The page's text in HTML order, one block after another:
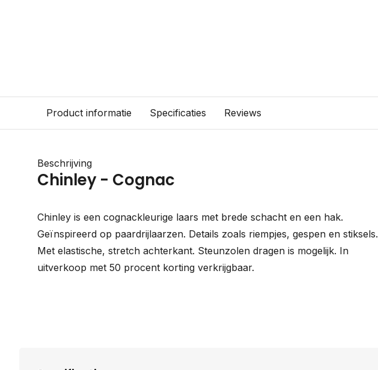
Product informatie Specificaties Reviews
Beschrijving
Chinley - Cognac
Chinley is een cognackleurige laars met brede schacht en een hak.
Geïnspireerd op paardrijlaarzen. Details zoals riempjes, gespen en stiksels.
Met elastische, stretch achterkant. Steunzolen dragen is mogelijk. In
uitverkoop met 50 procent korting verkrijgbaar.